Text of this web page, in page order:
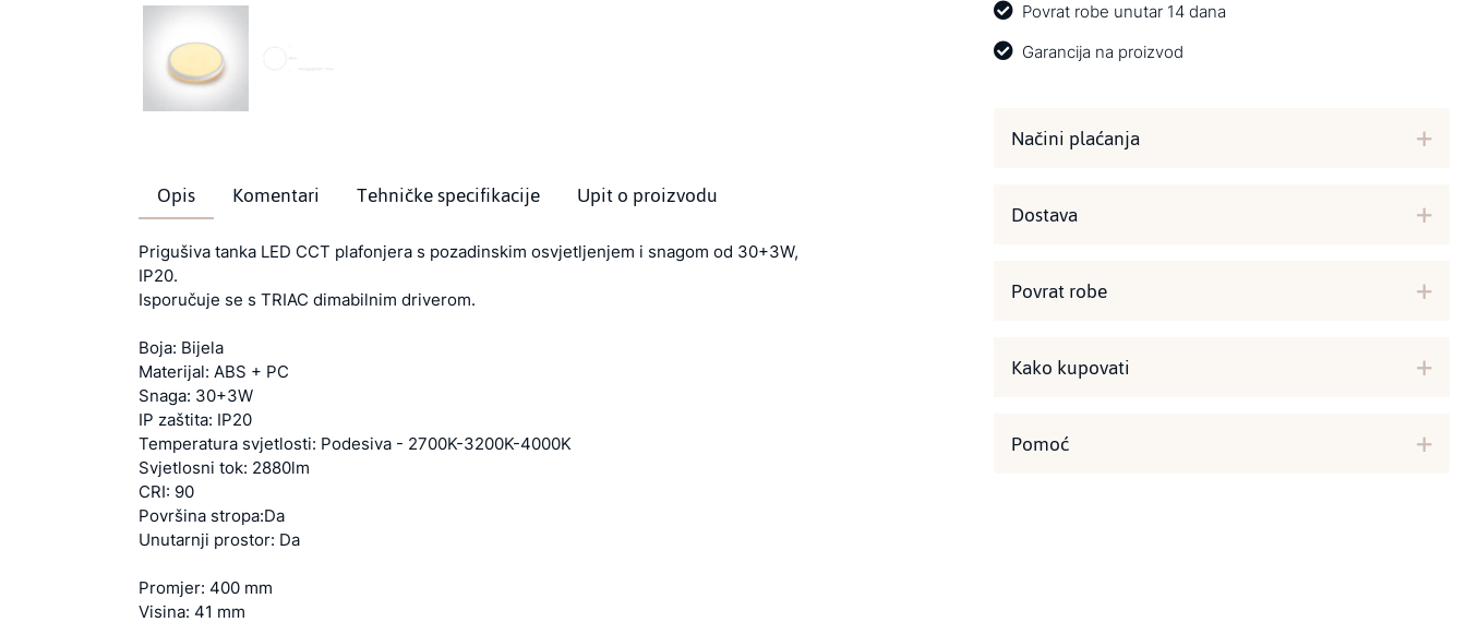
Opis Komentari Tehničke specifikacije Upit o proizvodu
Prigušiva tanka LED CCT plafonjera s pozadinskim osvjetljenjem i snagom od 30+3W,
IP20.
Isporučuje se s TRIAC dimabilnim driverom.
Boja: Bijela
Materijal: ABS + PC
Snaga: 30+3W
IP zaštita: IP20
Temperatura svjetlosti: Podesiva - 2700K-3200K-4000K
Svjetlosni tok: 2880lm
CRI: 90
Površina stropa:Da
Unutarnji prostor: Da
Promjer: 400 mm
Visina: 41 mm
Povrat robe unutar 14 dana
Garancija na proizvod
Načini plaćanja
Dostava
Povrat robe
Kako kupovati
Pomoć